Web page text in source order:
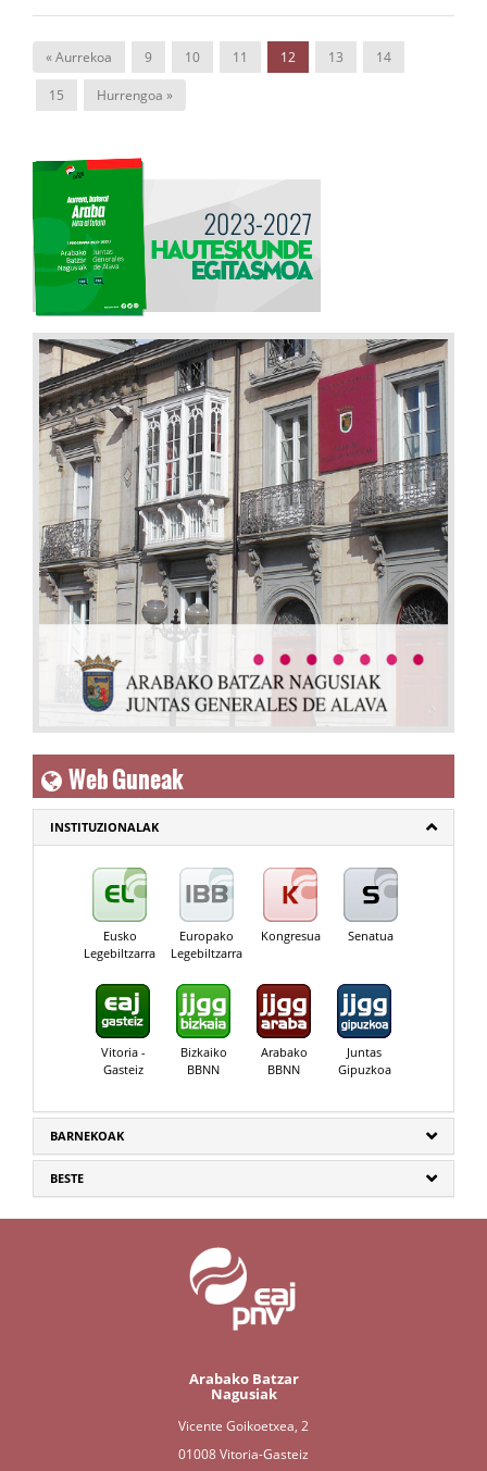
« Aurrekoa 9 10 11 12 13 14
15 Hurrengoa »
Web Guneak
INSTITUZIONALAK
Eusko
Legebiltzarra
Europako
Legebiltzarra
Kongresua Senatua
Vitoria -
Gasteiz
Bizkaiko
BBNN
Arabako
BBNN
Juntas
Gipuzkoa
BARNEKOAK
BESTE
Arabako Batzar
Nagusiak
Vicente Goikoetxea, 2
01008 Vitoria-Gasteiz